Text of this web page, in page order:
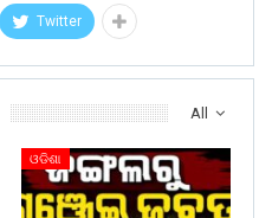
Twitter
All
ଓଡିଶା